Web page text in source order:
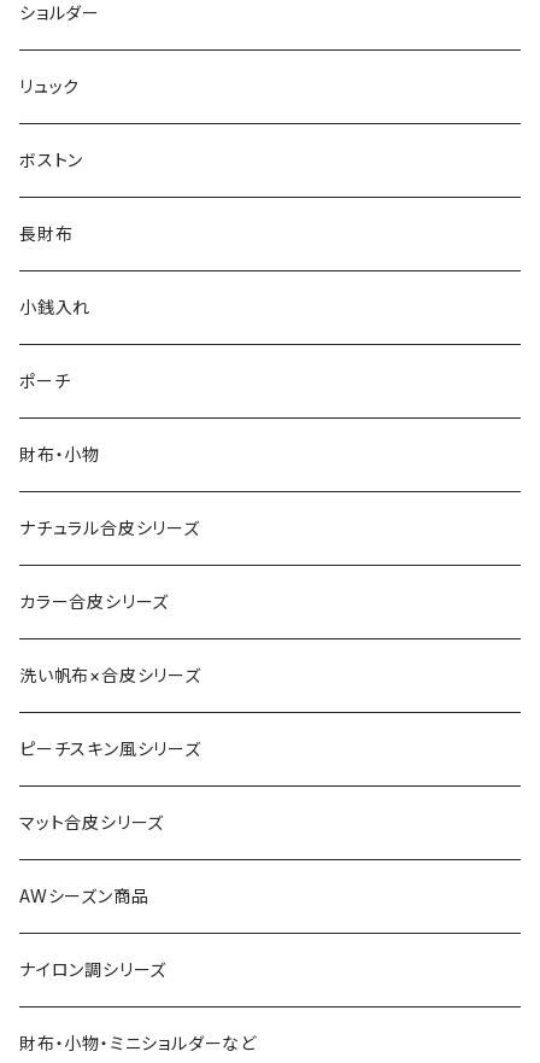
ショルダー
リュック
ボストン
長財布
小銭入れ
ポーチ
財布・小物
ナチュラル合皮シリーズ
カラー合皮シリーズ
洗い帆布×合皮シリーズ
ピーチスキン風シリーズ
マット合皮シリーズ
AWシーズン商品
ナイロン調シリーズ
財布・小物・ミニショルダーなど